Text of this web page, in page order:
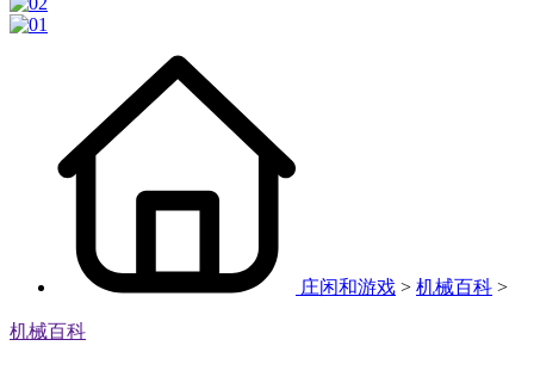
庄闲和游戏 > 机械百科 >
机械百科